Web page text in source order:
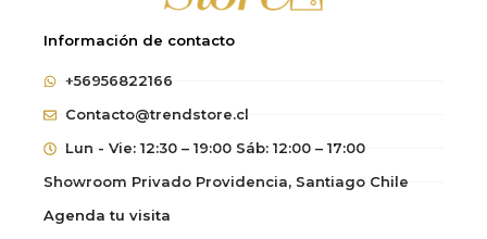
Información de contacto
+56956822166
Contacto@trendstore.cl
Lun - Vie: 12:30 – 19:00 Sáb: 12:00 – 17:00
Showroom Privado Providencia, Santiago Chile
Agenda tu visita